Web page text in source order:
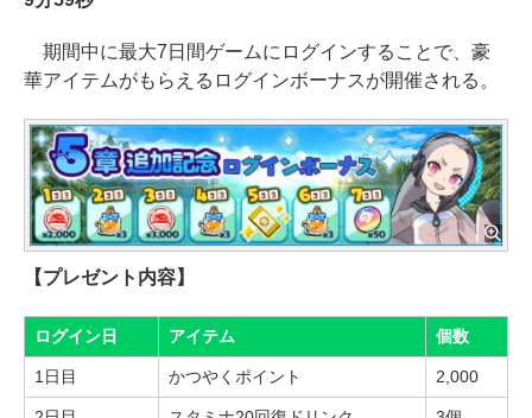
期間中に最大7日間ゲームにログインすることで、豪
華アイテムがもらえるログインボーナスが開催される。
【プレゼント内容】
ログイン日 アイテム 個数
1日目 かつやくポイント 2,000